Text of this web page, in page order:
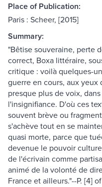
Place of Publication:
Paris : Scheer, [2015]
Summary:
"Bêtise souveraine, perte
correct, Boxa littéraire,
critique : voilà quelques-
guerre en cours, aux
presque plus de voix,
l'insignifiance. D'où ces
souvent brève ou
s'achève tout en se
quasi morte, parce que
devenue le pouvoir
de l'écrivain comme
animé de la volonté de
France et ailleurs."--P. [4]